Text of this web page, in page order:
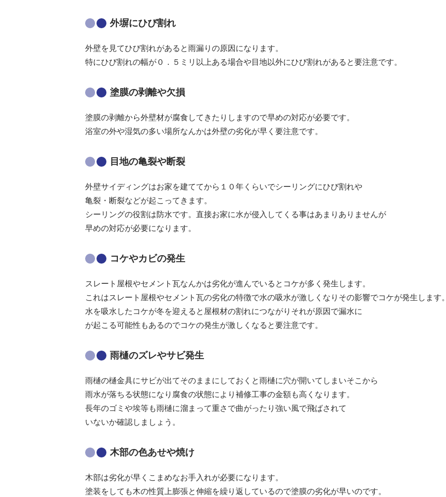
外塀にひび割れ
外壁を見てひび割れがあると雨漏りの原因になります。
特にひび割れの幅が０．５ミリ以上ある場合や目地以外にひび割れがあると要注意です。
塗膜の剥離や欠損
塗膜の剥離から外壁材が腐食してきたりしますので早めの対応が必要です。
浴室の外や湿気の多い場所なんかは外壁の劣化が早く要注意です。
目地の亀裂や断裂
外壁サイディングはお家を建ててから１０年くらいでシーリングにひび割れや
亀裂・断裂などが起こってきます。
シーリングの役割は防水です。直接お家に水が侵入してくる事はあまりありませんが
早めの対応が必要になります。
コケやカビの発生
スレート屋根やセメント瓦なんかは劣化が進んでいるとコケが多く発生します。
これはスレート屋根やセメント瓦の劣化の特徴で水の吸水が激しくなりその影響でコケが発生します。
水を吸水したコケが冬を迎えると屋根材の割れにつながりそれが原因で漏水に
が起こる可能性もあるのでコケの発生が激しくなると要注意です。
雨樋のズレやサビ発生
雨樋の樋金具にサビが出てそのままにしておくと雨樋に穴が開いてしまいそこから
雨水が落ちる状態になり腐食の状態により補修工事の金額も高くなります。
長年のゴミや埃等も雨樋に溜まって重さで曲がったり強い風で飛ばされて
いないか確認しましょう。
木部の色あせや焼け
木部は劣化が早くこまめなお手入れが必要になります。
塗装をしても木の性質上膨張と伸縮を繰り返しているので塗膜の劣化が早いのです。